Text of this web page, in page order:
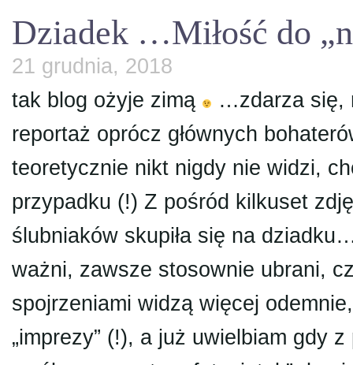
Dziadek …Miłość do
21 grudnia, 2018
tak blog ożyje zimą
…zdarza się,
reportaż oprócz głównych
teoretycznie nikt nigdy nie widzi,
przypadku (!) Z pośród kilkuset
ślubniaków skupiła się na
ważni, zawsze stosownie ubrani,
spojrzeniami widzą więcej
„imprezy” (!), a już uwielbiam gdy